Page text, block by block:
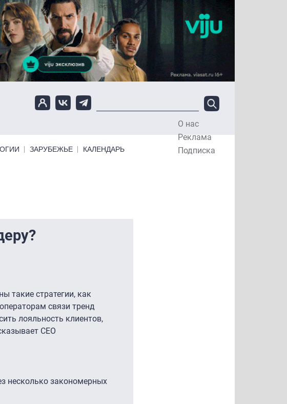
О нас
Реклама
Подписка
ЗАРУБЕЖЬЕ КАЛЕНДАРЬ
такие стратегии, как
связи тренд
лояльность клиентов,
CEO
несколько закономерных